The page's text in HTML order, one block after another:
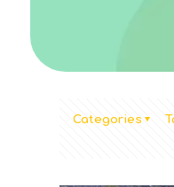
Categories